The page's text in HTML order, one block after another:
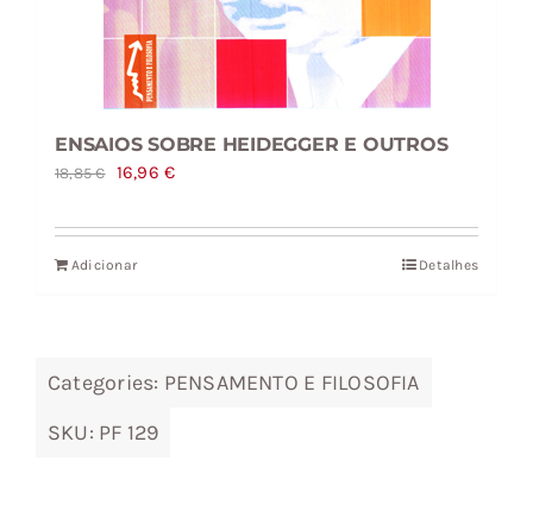
ENSAIOS SOBRE HEIDEGGER E OUTROS
18,85€
O
original
era:
16,96€O
atual
Adicionar Detalhes
Categories: PENSAMENTO E FILOSOFIA
SKU: PF 129